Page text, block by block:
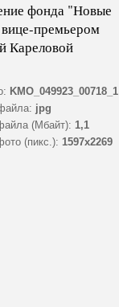
фонда "Новые
премьером
Кареловой
KMO_049923_00718_1
jpg
(Мбайт): 1,1
(пикс.): 1597x2269